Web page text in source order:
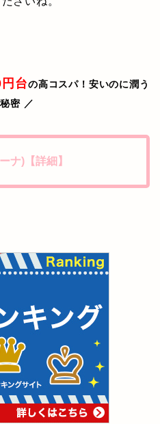
台の高コスパ！安いのに潤う
密 ／
ナ)【詳細】